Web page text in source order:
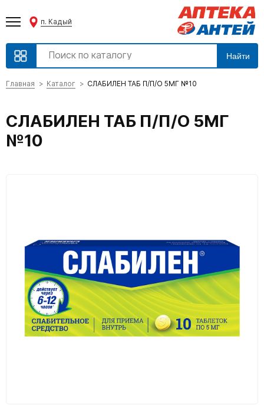
п. Кадый
Найти
Главная Каталог СЛАБИЛЕН ТАБ П/П/О 5МГ №10
СЛАБИЛЕН ТАБ П/П/О 5МГ
№10